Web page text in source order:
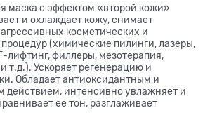
маска с эффектом «второй кожи»
и охлаждает кожу, снимает
косметических и
(химические пилинги, лазеры,
лифтинг, филлеры, мезотерапия,
т.д.). Ускоряет регенерацию и
Обладает антиоксидантным и
действием, интенсивно увлажняет и
ее тон, разглаживает